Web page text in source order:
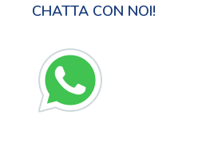
CHATTA CON NOI!